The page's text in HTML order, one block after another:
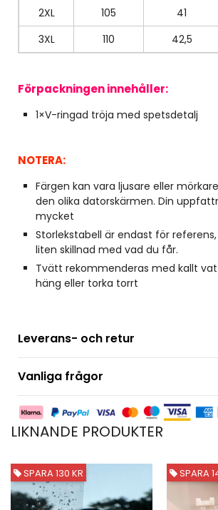
2XL 105 41
3XL
110 42,5
Förpackningen innehåller:
1×V-ringad tröja med spetsdetalj
NOTERA:
Färgen kan vara ljusare eller
den olika datorskärmen. Din
mycket
Storlekstabell är endast för
liten skillnad med vad du får.
Tvätt rekommenderas med kallt
häng eller torka torrt
Leverans- och retur
Vanliga frågor
LIKNANDE PRODUKTER
SPARA 130 KR SPARA